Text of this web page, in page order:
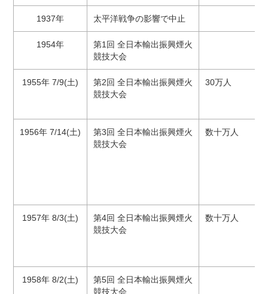
1937年 太平洋戦争の影響で中止
1954年
第1回 全日本輸出振興煙火
競技大会
1955年 7/9(土)
第2回 全日本輸出振興煙火
競技大会
30万人
1956年 7/14(土)
第3回 全日本輸出振興煙火
競技大会
数十万人
1957年 8/3(土)
第4回 全日本輸出振興煙火
競技大会
数十万人
1958年 8/2(土)
第5回 全日本輸出振興煙火
競技大会